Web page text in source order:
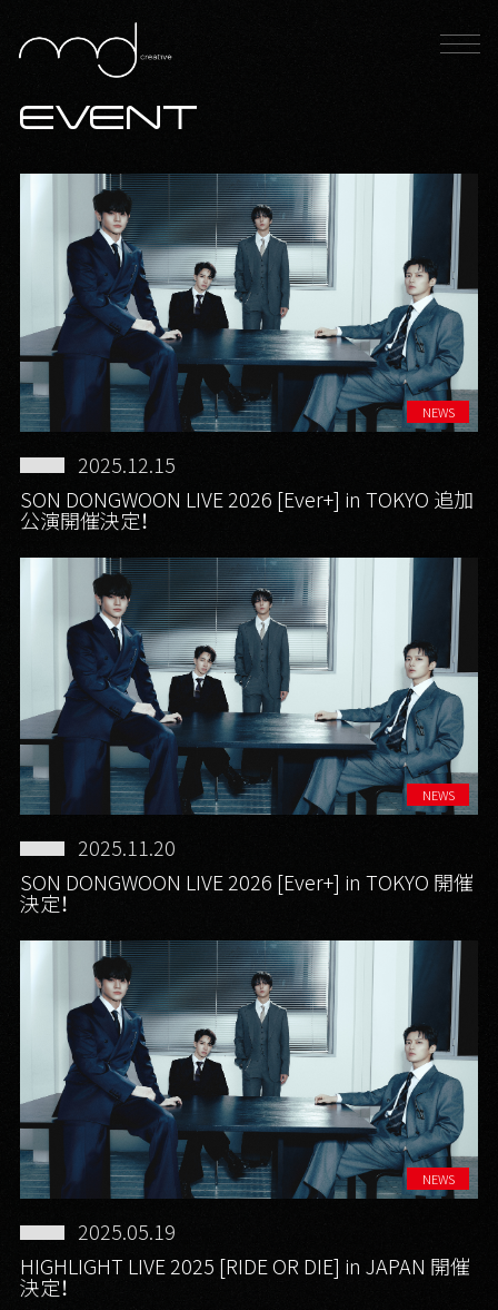
EVENT
NEWS
2025.12.15
SON DONGWOON LIVE 2026 [Ever+] in TOKYO 追加
公演開催決定！
NEWS
2025.11.20
SON DONGWOON LIVE 2026 [Ever+] in TOKYO 開催
決定！
NEWS
2025.05.19
HIGHLIGHT LIVE 2025 [RIDE OR DIE] in JAPAN 開催
決定！